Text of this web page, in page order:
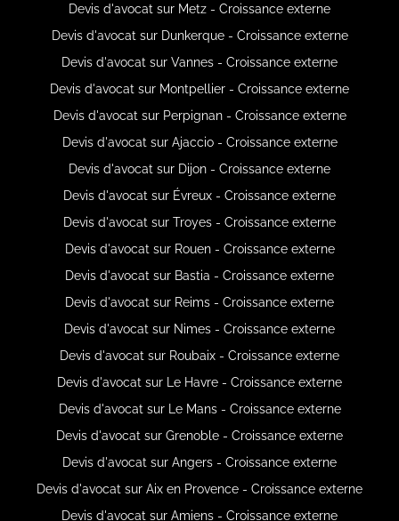
Devis d'avocat sur Metz - Croissance externe
Devis d'avocat sur Dunkerque - Croissance externe
Devis d'avocat sur Vannes - Croissance externe
Devis d'avocat sur Montpellier - Croissance externe
Devis d'avocat sur Perpignan - Croissance externe
Devis d'avocat sur Ajaccio - Croissance externe
Devis d'avocat sur Dijon - Croissance externe
Devis d'avocat sur Évreux - Croissance externe
Devis d'avocat sur Troyes - Croissance externe
Devis d'avocat sur Rouen - Croissance externe
Devis d'avocat sur Bastia - Croissance externe
Devis d'avocat sur Reims - Croissance externe
Devis d'avocat sur Nimes - Croissance externe
Devis d'avocat sur Roubaix - Croissance externe
Devis d'avocat sur Le Havre - Croissance externe
Devis d'avocat sur Le Mans - Croissance externe
Devis d'avocat sur Grenoble - Croissance externe
Devis d'avocat sur Angers - Croissance externe
Devis d'avocat sur Aix en Provence - Croissance externe
Devis d'avocat sur Amiens - Croissance externe